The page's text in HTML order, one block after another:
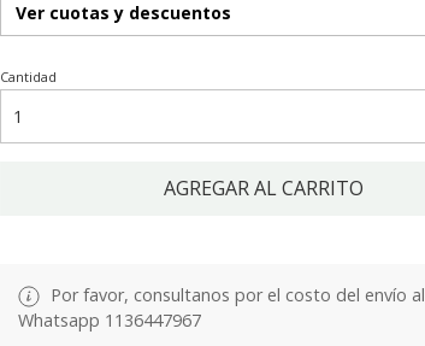
Ver cuotas y descuentos
Cantidad
AGREGAR AL CARRITO
Por favor, consultanos por el costo del envío al
Whatsapp 1136447967